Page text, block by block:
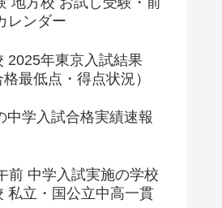
レンダー
2025年東京入試結果
格最低点・得点状況）
中学入試合格実績速報
前 中学入試実施の学校
私立・国公立中高一貫